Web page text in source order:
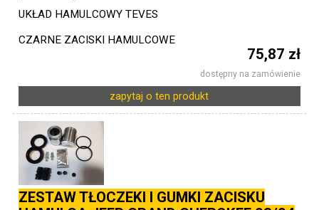
UKŁAD HAMULCOWY TEVES
CZARNE ZACISKI HAMULCOWE
75,87 zł
dostępny na zamówienie
zapytaj o ten produkt
ZESTAW TŁOCZEKI I GUMKI ZACISKU